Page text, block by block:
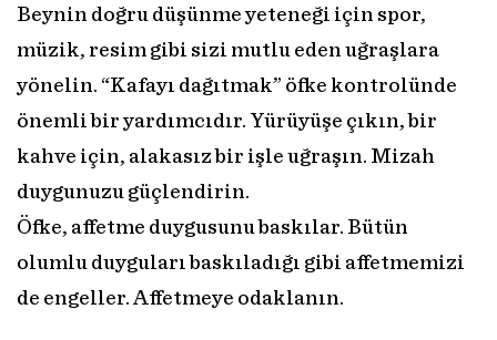
Beynin doğru düşünme yeteneği için spor,
müzik, resim gibi sizi mutlu eden uğraşlara
yönelin. “Kafayı dağıtmak” öfke kontrolünde
önemli bir yardımcıdır. Yürüyüşe çıkın, bir
kahve için, alakasız bir işle uğraşın. Mizah
duygunuzu güçlendirin.
Öfke, affetme duygusunu baskılar. Bütün
olumlu duyguları baskıladığı gibi affetmemizi
de engeller. Affetmeye odaklanın.